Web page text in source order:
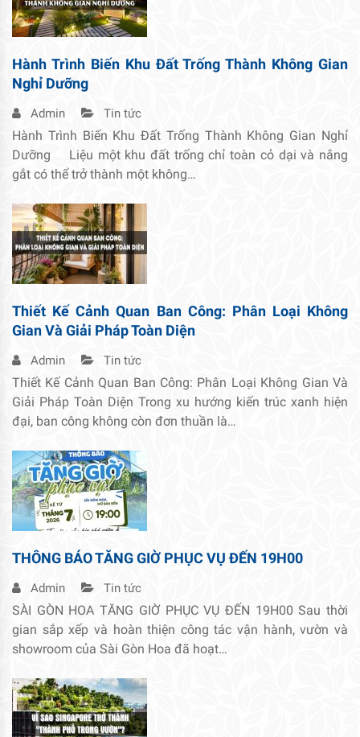
Hành Trình Biến Khu Đất Trống Thành Không Gian
Nghỉ Dưỡng
Admin Tin tức
Hành Trình Biến Khu Đất Trống Thành Không Gian Nghỉ
Dưỡng Liệu một khu đất trống chỉ toàn cỏ dại và nắng
gắt có thể trở thành một không…
Thiết Kế Cảnh Quan Ban Công: Phân Loại Không
Gian Và Giải Pháp Toàn Diện
Admin Tin tức
Thiết Kế Cảnh Quan Ban Công: Phân Loại Không Gian Và
Giải Pháp Toàn Diện Trong xu hướng kiến trúc xanh hiện
đại, ban công không còn đơn thuần là…
THÔNG BÁO TĂNG GIỜ PHỤC VỤ ĐẾN 19H00
Admin Tin tức
SÀI GÒN HOA TĂNG GIỜ PHỤC VỤ ĐẾN 19H00 Sau thời
gian sắp xếp và hoàn thiện công tác vận hành, vườn và
showroom của Sài Gòn Hoa đã hoạt…